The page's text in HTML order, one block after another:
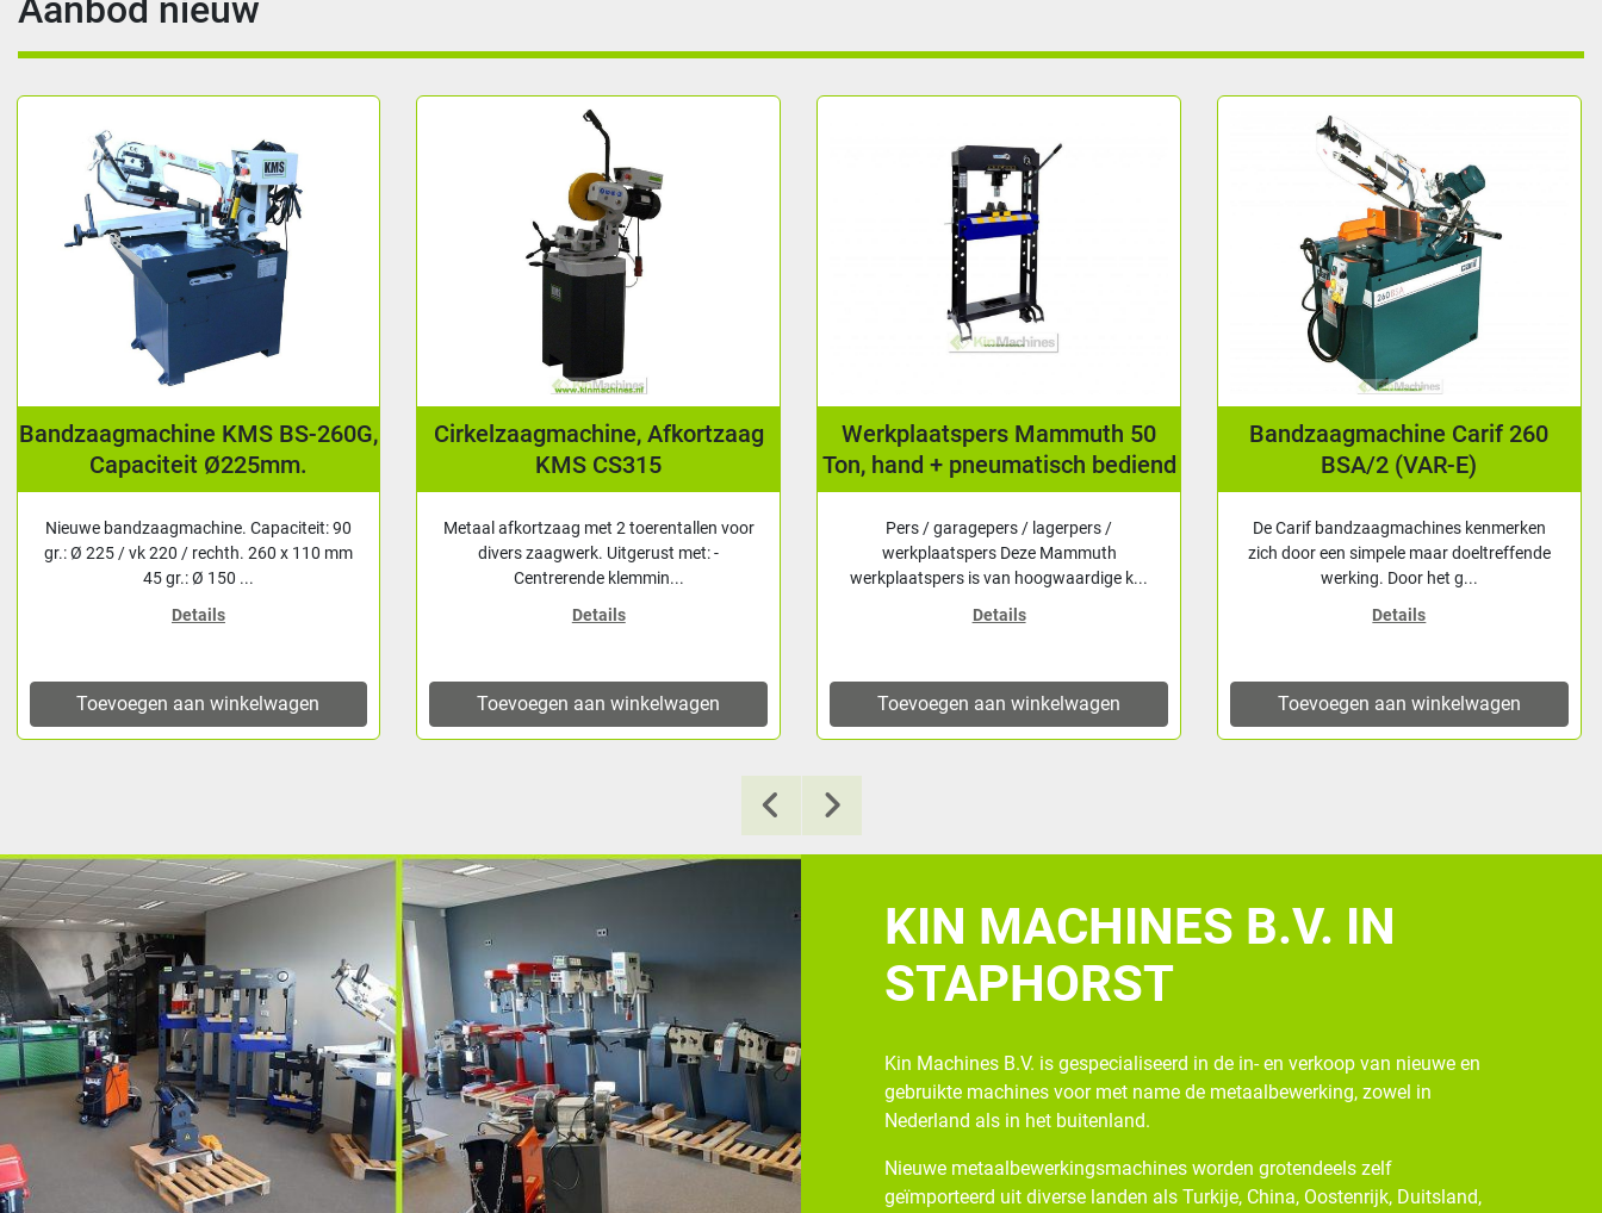
Aanbod nieuw
Bandzaagmachine KMS BS-260G,
Capaciteit Ø225mm.
Nieuwe bandzaagmachine. Capaciteit: 90
gr.: Ø 225 / vk 220 / rechth. 260 x 110 mm
45 gr.: Ø 150 ...
Details
Toevoegen aan winkelwagen
Cirkelzaagmachine, Afkortzaag
KMS CS315
Metaal afkortzaag met 2 toerentallen voor
divers zaagwerk. Uitgerust met: -
Centrerende klemmin...
Details
Toevoegen aan winkelwagen
Werkplaatspers Mammuth 50
Ton, hand + pneumatisch bediend
Pers / garagepers / lagerpers /
werkplaatspers Deze Mammuth
werkplaatspers is van hoogwaardige k...
Details
Toevoegen aan winkelwagen
Bandzaagmachine Carif 260
BSA/2 (VAR-E)
De Carif bandzaagmachines kenmerken
zich door een simpele maar doeltreffende
werking. Door het g...
Details
Toevoegen aan winkelwagen
KIN MACHINES B.V. IN
STAPHORST
Kin Machines B.V. is gespecialiseerd in de in- en verkoop van nieuwe en
gebruikte machines voor met name de metaalbewerking, zowel in
Nederland als in het buitenland.
Nieuwe metaalbewerkingsmachines worden grotendeels zelf
geïmporteerd uit diverse landen als Turkije, China, Oostenrijk, Duitsland,